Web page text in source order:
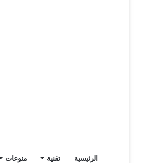
الرئيسية تقنية منوعات